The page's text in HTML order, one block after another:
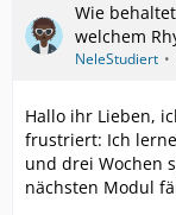
Wie
welchem
NeleStudiert
Hallo ihr Lieben,
frustriert: Ich
und drei Wochen
nächsten Modul